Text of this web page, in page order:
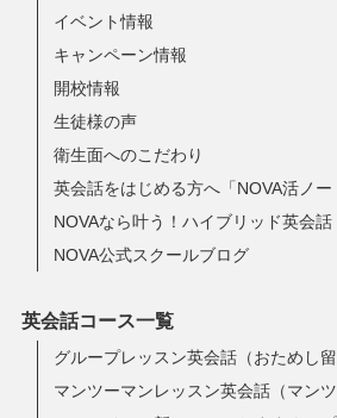
イベント情報
キャンペーン情報
開校情報
生徒様の声
衛生面へのこだわり
英会話をはじめる方へ「NOVA活ノー
NOVAなら叶う！ハイブリッド英会話
NOVA公式スクールブログ
英会話コース一覧
グループレッスン英会話（おためし留
マンツーマンレッスン英会話（マンツ